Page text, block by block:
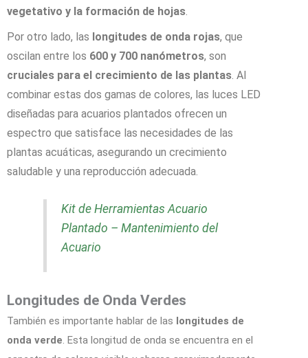
vegetativo y la formación de hojas.
Por otro lado, las longitudes de onda rojas, que
oscilan entre los 600 y 700 nanómetros, son
cruciales para el crecimiento de las plantas. Al
combinar estas dos gamas de colores, las luces LED
diseñadas para acuarios plantados ofrecen un
espectro que satisface las necesidades de las
plantas acuáticas, asegurando un crecimiento
saludable y una reproducción adecuada.
Kit de Herramientas Acuario
Plantado – Mantenimiento del
Acuario
Longitudes de Onda Verdes
También es importante hablar de las longitudes de
onda verde. Esta longitud de onda se encuentra en el